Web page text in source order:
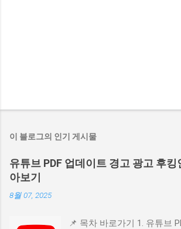
이 블로그의 인기 게시물
유튜브 PDF 업데이트 경고 광고 후킹
아보기
8월 07, 2025
📌 목차 바로가기 1. 유튜브